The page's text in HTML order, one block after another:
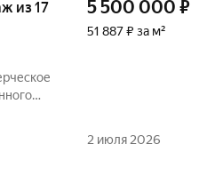
из 17 5 500 000 ₽
51 887 ₽ за м²
2 июля 2026